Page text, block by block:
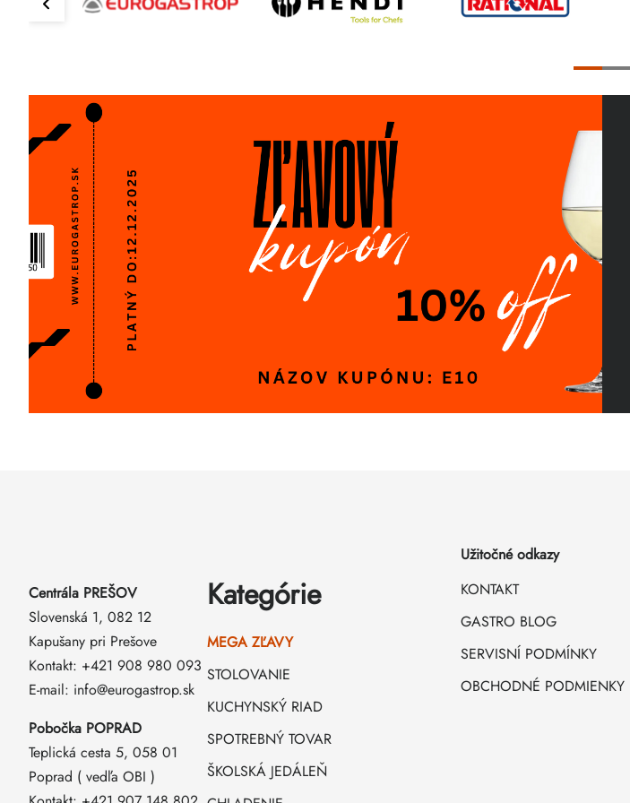
Centrála PREŠOV
Slovenská 1, 082 12
Kapušany pri Prešove
Kontakt: +421 908 980 093
E-mail: info@eurogastrop.sk
Pobočka POPRAD
Teplická cesta 5, 058 01
Poprad ( vedľa OBI )
kategórie
Kategórie
MEGA ZĽAVY
STOLOVANIE
KUCHYNSKÝ RIAD
SPOTREBNÝ TOVAR
ŠKOLSKÁ JEDÁLEŇ
Užitočné odkazy
KONTAKT
GASTRO BLOG
SERVISNÍ PODMÍNKY
OBCHODNÉ PODMIENKY